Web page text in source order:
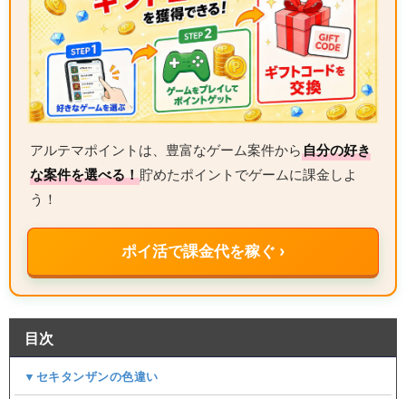
アルテマポイントは、豊富なゲーム案件から自分の好き
な案件を選べる！貯めたポイントでゲームに課金しよ
う！
ポイ活で課金代を稼ぐ ›
目次
▼セキタンザンの色違い